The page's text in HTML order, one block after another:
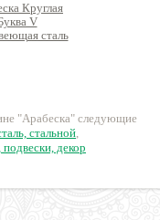
Круглая
V
сталь
"Арабеска" следующие
стальной,
декор